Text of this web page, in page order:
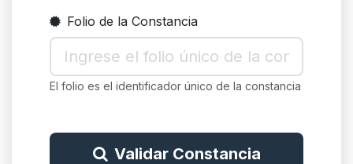
Folio de la Constancia
El folio es el identificador único de la constancia
Validar Constancia